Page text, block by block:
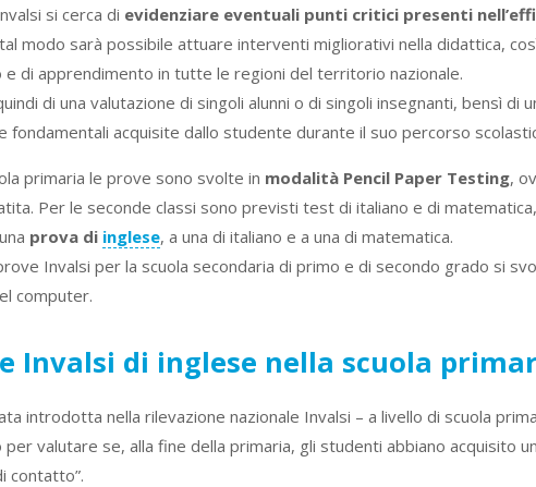
si cerca di evidenziare eventuali punti critici presenti
modo sarà possibile attuare interventi migliorativi nella didattica,
e di apprendimento in tutte le regioni del territorio nazionale.
di una valutazione di singoli alunni o di singoli insegnanti, bensì di
fondamentali acquisite dallo studente durante il suo percorso
primaria le prove sono svolte in modalità Pencil Paper Testing,
Per le seconde classi sono previsti test di italiano e di
prova di inglese, a una di italiano e a una di matematica.
Invalsi per la scuola secondaria di primo e di secondo grado si
computer.
Invalsi di inglese nella scuola
introdotta nella rilevazione nazionale Invalsi – a livello di scuola
valutare se, alla fine della primaria, gli studenti abbiano acquisito un
contatto”.